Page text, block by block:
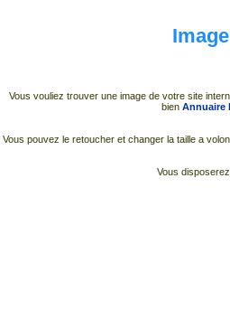
Vous vouliez trouver une image de votre site
bien Annuaire
Vous pouvez le retoucher et changer la taille a
Vous